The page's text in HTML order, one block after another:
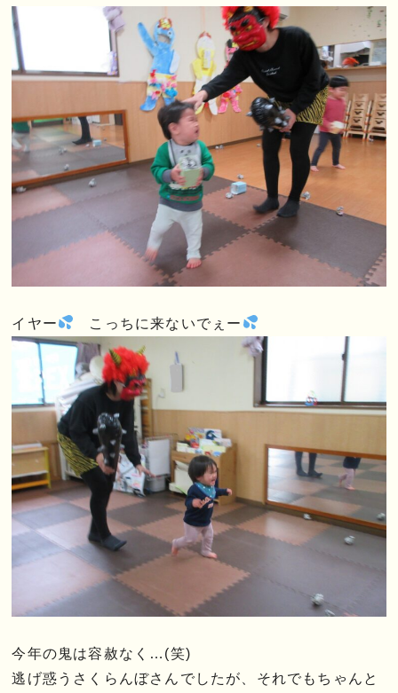
イヤー こっちに来ないでぇー
今年の鬼は容赦なく…(笑)
逃げ惑うさくらんぼさんでしたが、それでもちゃんと